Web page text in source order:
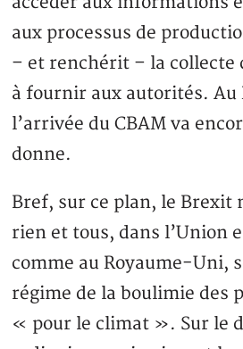
aux processus de
– et renchérit – la collecte
à fournir aux autorités. Au
l’arrivée du CBAM va
donne.
Bref, sur ce plan, le Brexit
rien et tous, dans l’Union
comme au Royaume-Uni,
régime de la boulimie des
« pour le climat ». Sur le